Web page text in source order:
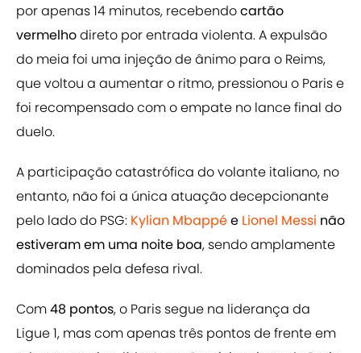
por apenas 14 minutos, recebendocartão
vermelhodireto por entrada violenta. A expulsão
do meia foi uma injeção de ânimo para o Reims,
que voltou a aumentar o ritmo, pressionou o Paris e
foi recompensado com o empate no lance final do
duelo.
A participação catastrófica do volante italiano, no
entanto, não foi a única atuação decepcionante
pelo lado do PSG: Kylian Mbappée Lionel Messi não
estiveram em uma noite boa, sendo amplamente
dominados pela defesa rival.
Com48 pontos, o Paris segue na liderança da
Ligue 1, mas com apenas três pontos de frente em